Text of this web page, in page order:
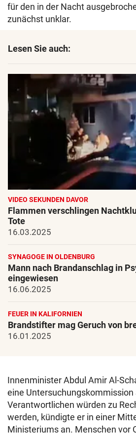
für den in der Nacht
zunächst unklar.
Lesen Sie auch:
VIDEO SEKUNDEN DAVOR
Flammen verschlingen
Tote
16.03.2025
SYNAGOGE IN OLDENBURG
Mann nach Brandanschlag in
eingewiesen
16.06.2025
FEUER IN KALIFORNIEN
Brandstifter mag Geruch von
16.01.2025
Innenminister Abdul Amir Al-
eine Untersuchungskommission
Verantwortlichen würden zu
werden, kündigte er in einer
Ministeriums an. Menschen vor